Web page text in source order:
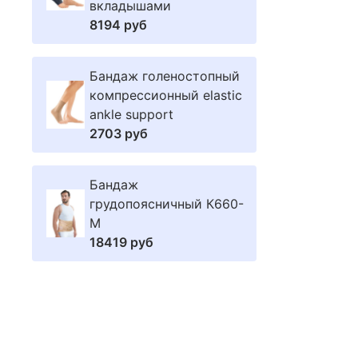
вкладышами
8194 руб
Бандаж голеностопный
компрессионный elastic
ankle support
2703 руб
Бандаж
грудопоясничный К660-
M
18419 руб